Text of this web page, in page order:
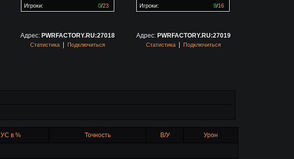
0/23
Игроки:
9/16
Игроки:
Адрес: PWRFACTORY.RU:27018
Статистика| Подключиться
Адрес: PWRFACTORY.RU:27019
Статистика| Подключиться
УС в % Точность В/У Урон